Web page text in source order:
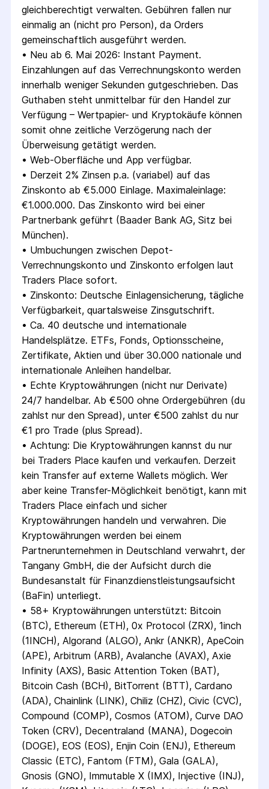
gleichberechtigt verwalten. Gebühren fallen nur
einmalig an (nicht pro Person), da Orders
gemeinschaftlich ausgeführt werden.
• Neu ab 6. Mai 2026: Instant Payment.
Einzahlungen auf das Verrechnungskonto werden
innerhalb weniger Sekunden gutgeschrieben. Das
Guthaben steht unmittelbar für den Handel zur
Verfügung – Wertpapier- und Kryptokäufe können
somit ohne zeitliche Verzögerung nach der
Überweisung getätigt werden.
• Web-Oberfläche und App verfügbar.
• Derzeit 2% Zinsen p.a. (variabel) auf das
Zinskonto ab €5.000 Einlage. Maximaleinlage:
€1.000.000. Das Zinskonto wird bei einer
Partnerbank geführt (Baader Bank AG, Sitz bei
München).
• Umbuchungen zwischen Depot-
Verrechnungskonto und Zinskonto erfolgen laut
Traders Place sofort.
• Zinskonto: Deutsche Einlagensicherung, tägliche
Verfügbarkeit, quartalsweise Zinsgutschrift.
• Ca. 40 deutsche und internationale
Handelsplätze. ETFs, Fonds, Optionsscheine,
Zertifikate, Aktien und über 30.000 nationale und
internationale Anleihen handelbar.
• Echte Kryptowährungen (nicht nur Derivate)
24/7 handelbar. Ab €500 ohne Ordergebühren (du
zahlst nur den Spread), unter €500 zahlst du nur
€1 pro Trade (plus Spread).
• Achtung: Die Kryptowährungen kannst du nur
bei Traders Place kaufen und verkaufen. Derzeit
kein Transfer auf externe Wallets möglich. Wer
aber keine Transfer-Möglichkeit benötigt, kann mit
Traders Place einfach und sicher
Kryptowährungen handeln und verwahren. Die
Kryptowährungen werden bei einem
Partnerunternehmen in Deutschland verwahrt, der
Tangany GmbH, die der Aufsicht durch die
Bundesanstalt für Finanzdienstleistungsaufsicht
(BaFin) unterliegt.
• 58+ Kryptowährungen unterstützt: Bitcoin
(BTC), Ethereum (ETH), 0x Protocol (ZRX), 1inch
(1INCH), Algorand (ALGO), Ankr (ANKR), ApeCoin
(APE), Arbitrum (ARB), Avalanche (AVAX), Axie
Infinity (AXS), Basic Attention Token (BAT),
Bitcoin Cash (BCH), BitTorrent (BTT), Cardano
(ADA), Chainlink (LINK), Chiliz (CHZ), Civic (CVC),
Compound (COMP), Cosmos (ATOM), Curve DAO
Token (CRV), Decentraland (MANA), Dogecoin
(DOGE), EOS (EOS), Enjin Coin (ENJ), Ethereum
Classic (ETC), Fantom (FTM), Gala (GALA),
Gnosis (GNO), Immutable X (IMX), Injective (INJ),